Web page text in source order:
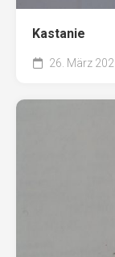
Kastanie
26. März